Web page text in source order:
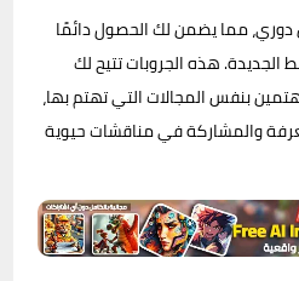
دوري، مما يضمن لك الحصول دائمًا
هذه الجروبات تتيح لك
بنفس المجالات التي تهتم بها،
والمشاركة في مناقشات حيوية